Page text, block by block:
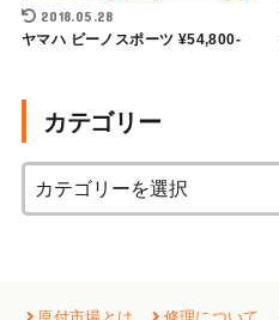
2018.05.28
ヤマハ ビーノスポーツ ¥54,800-
カテゴリー